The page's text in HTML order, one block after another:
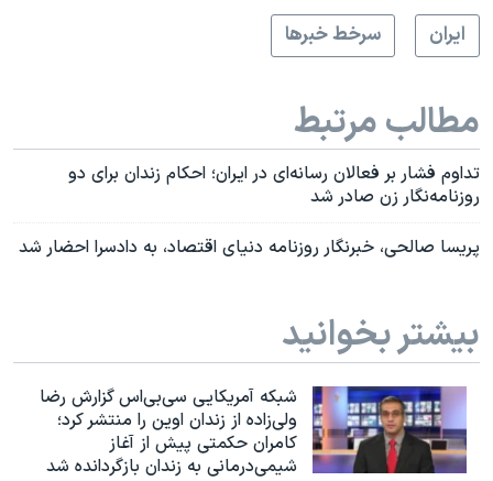
ايران
سرخط خبرها
مطالب مرتبط
تداوم فشار بر فعالان رسانه‌ای در ایران؛ احکام زندان برای دو
روزنامه‌نگار زن صادر شد
پریسا صالحی، خبرنگار روزنامه دنیای اقتصاد، به دادسرا احضار شد
بیشتر بخوانید
شبکه آمریکایی سی‌بی‌‌اس گزارش رضا
ولی‌زاده از زندان اوین را منتشر کرد؛
کامران حکمتی پیش از آغاز
شیمی‌درمانی به زندان بازگردانده شد